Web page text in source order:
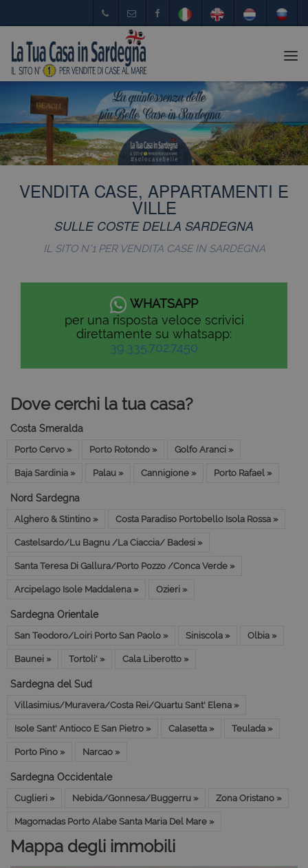
VENDITA CASE, APPARTAMENTI E
VILLE
SULLE COSTE DELLA SARDEGNA
IL SITO N°1 PER VENDITA CASE IN SARDEGNA
WHATSAPP
per una risposta veloce scrivici
direttamente su whatsapp:
39.335.702.7450
Dove cerchi la tua casa?
Costa Smeralda
Porto Cervo » Porto Rotondo » Golfo Aranci »
Baja Sardinia » Palau » Cannigione » Porto Rafael »
Nord Sardegna
Alghero & Stintino » Costa Paradiso Portobello Isola Rossa »
Castelsardo/Lu Bagnu /La Ciaccia/ Badesi »
Santa Teresa Di Gallura/Porto Pozzo /Conca Verde »
Arcipelago Isole Maddalena » Ozieri »
Sardegna Orientale
San Teodoro/Loiri Porto San Paolo » Siniscola » Olbia »
Baunei » Tortoli' » Cala Liberotto »
Sardegna del Sud
Villasimius/Muravera/Costa Rei/Quartu Sant' Elena »
Isole Sant' Antioco E San Pietro » Calasetta » Teulada »
Porto Pino » Narcao »
Sardegna Occidentale
Cuglieri » Nebida/Gonnesa/Buggerru » Zona Oristano »
Magomadas Porto Alabe Santa Maria Del Mare »
Mappa degli immobili